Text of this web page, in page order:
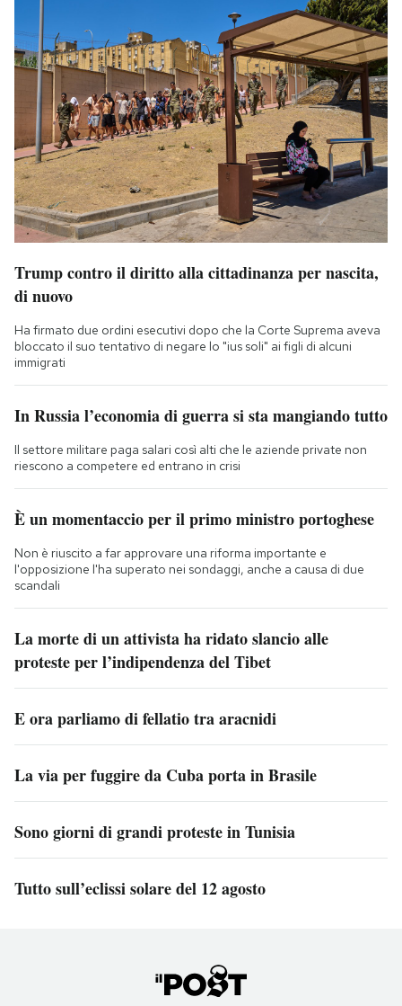
Trump contro il diritto alla cittadinanza per nascita,
di nuovo
Ha firmato due ordini esecutivi dopo che la Corte Suprema aveva
bloccato il suo tentativo di negare lo "ius soli" ai figli di alcuni
immigrati
In Russia l’economia di guerra si sta mangiando tutto
Il settore militare paga salari così alti che le aziende private non
riescono a competere ed entrano in crisi
È un momentaccio per il primo ministro portoghese
Non è riuscito a far approvare una riforma importante e
l'opposizione l'ha superato nei sondaggi, anche a causa di due
scandali
La morte di un attivista ha ridato slancio alle
proteste per l’indipendenza del Tibet
E ora parliamo di fellatio tra aracnidi
La via per fuggire da Cuba porta in Brasile
Sono giorni di grandi proteste in Tunisia
Tutto sull’eclissi solare del 12 agosto